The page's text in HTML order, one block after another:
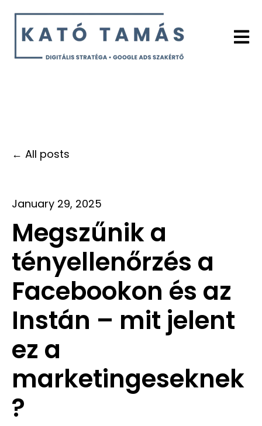
All posts
January 29, 2025
Megszűnik a
tényellenőrzés a
Facebookon és az
Instán – mit jelent
ez a
marketingeseknek
?